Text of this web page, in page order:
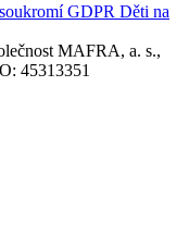
GDPR Děti na
MAFRA, a. s.,
45313351